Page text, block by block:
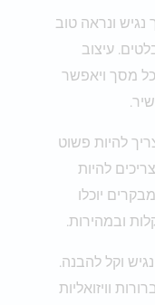
ונראה טוב
עיצוב
ויאפשר
פשוט
להיות
יוכלו
להבנה.